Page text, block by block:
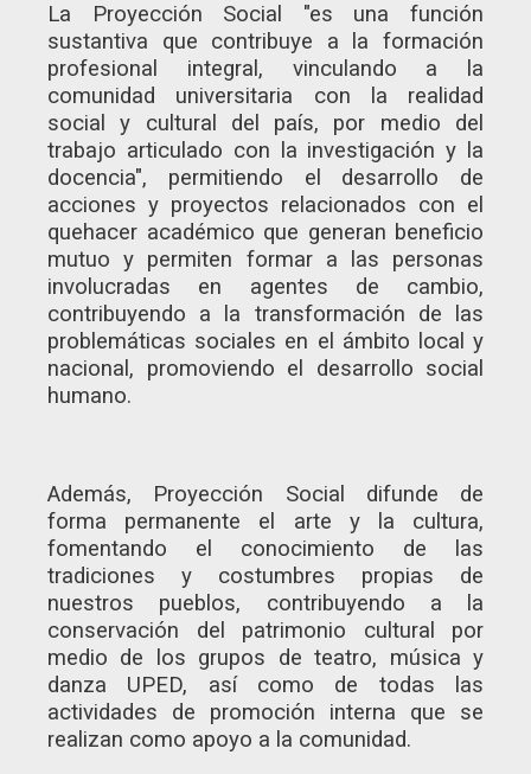
La Proyección Social "es una función
sustantiva que contribuye a la formación
profesional integral, vinculando a la
comunidad universitaria con la realidad
social y cultural del país, por medio del
trabajo articulado con la investigación y la
docencia", permitiendo el desarrollo de
acciones y proyectos relacionados con el
quehacer académico que generan beneficio
mutuo y permiten formar a las personas
involucradas en agentes de cambio,
contribuyendo a la transformación de las
problemáticas sociales en el ámbito local y
nacional, promoviendo el desarrollo social
humano.
Además, Proyección Social difunde de
forma permanente el arte y la cultura,
fomentando el conocimiento de las
tradiciones y costumbres propias de
nuestros pueblos, contribuyendo a la
conservación del patrimonio cultural por
medio de los grupos de teatro, música y
danza UPED, así como de todas las
actividades de promoción interna que se
realizan como apoyo a la comunidad.